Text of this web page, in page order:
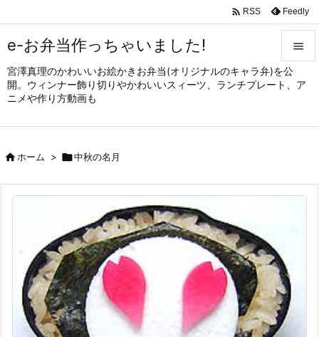
e-お弁当作っちゃいました!
宮澤真理のかわいいお絵かきお弁当(オリジナルのキャラ弁)を公
開。ウィンナー飾り切りやかわいいスィーツ、ランチプレート、ア
ニメや作り方動画も


メニュ
サイド

次へ
 RSS Feedly
ホーム > 中秋の名月